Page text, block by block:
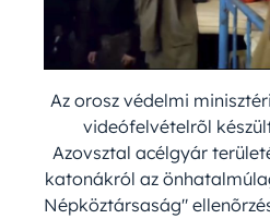
Az orosz védelmi
videófelvételrõl
Azovsztal acélgyár
katonákról az
Népköztársaság"